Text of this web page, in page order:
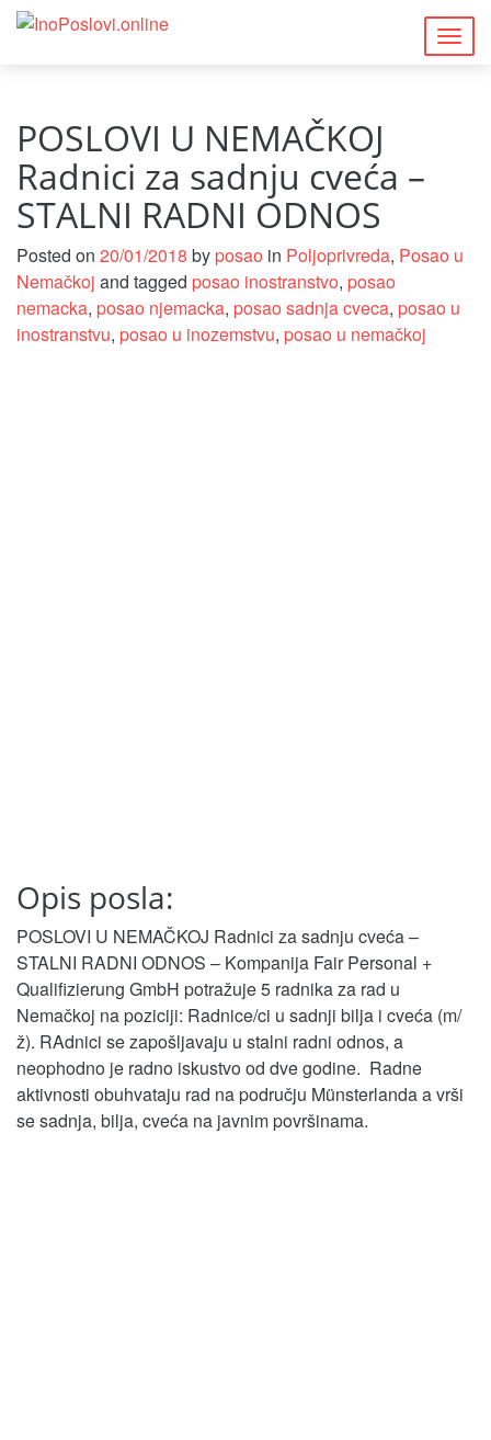
POSLOVI U NEMAČKOJ
Radnici za sadnju cveća –
STALNI RADNI ODNOS
Posted on 20/01/2018 by posao in Poljoprivreda, Posao u
Nemačkoj and tagged posao inostranstvo, posao
nemacka, posao njemacka, posao sadnja cveca, posao u
inostranstvu, posao u inozemstvu, posao u nemačkoj
Opis posla:
POSLOVI U NEMAČKOJ Radnici za sadnju cveća –
STALNI RADNI ODNOS – Kompanija Fair Personal +
Qualifizierung GmbH potražuje 5 radnika za rad u
Nemačkoj na poziciji: Radnice/ci u sadnji bilja i cveća (m/
ž). RAdnici se zapošljavaju u stalni radni odnos, a
neophodno je radno iskustvo od dve godine. Radne
aktivnosti obuhvataju rad na području Münsterlanda a vrši
se sadnja, bilja, cveća na javnim površinama.